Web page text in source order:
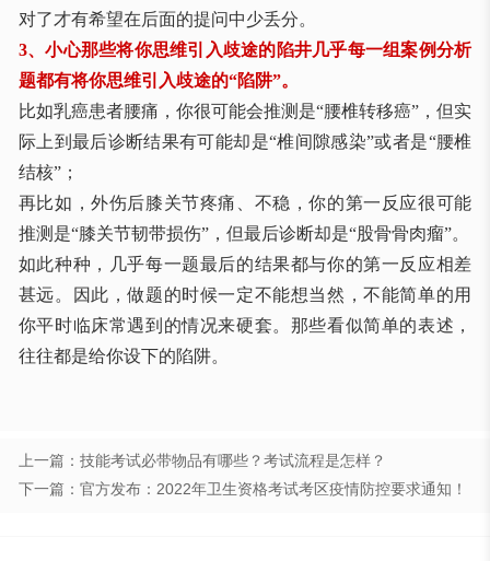
对了才有希望在后面的提问中少丢分。
3、小心那些将你思维引入歧途的陷井几乎每一组案例分析
题都有将你思维引入歧途的“陷阱”。
比如乳癌患者腰痛，你很可能会推测是“腰椎转移癌” ，但实
际上到最后诊断结果有可能却是“椎间隙感染”或者是“腰椎
结核”；
再比如，外伤后膝关节疼痛、不稳，你的第一反应很可能
推测是“膝关节韧带损伤”，但最后诊断却是“股骨骨肉瘤”。
如此种种，几乎每一题最后的结果都与你的第一反应相差
甚远。因此，做题的时候一定不能想当然，不能简单的用
你平时临床常遇到的情况来硬套。那些看似简单的表述，
往往都是给你设下的陷阱。
上一篇：技能考试必带物品有哪些？考试流程是怎样？
下一篇：官方发布：2022年卫生资格考试考区疫情防控要求通知！